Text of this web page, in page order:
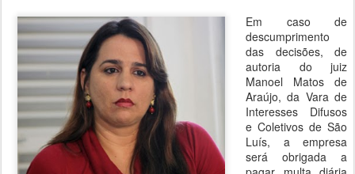
Em caso de
descumprimento
das decisões, de
autoria do juiz
Manoel Matos de
Araújo, da Vara de
Interesses Difusos
e Coletivos de São
Luís, a empresa
será obrigada a